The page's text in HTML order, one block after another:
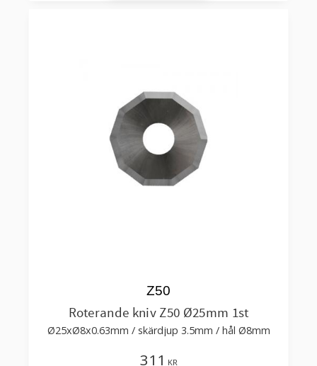
Roterande kniv Z50 Ø25mm 1st
Ø25xØ8x0.63mm / skärdjup 3.5mm / hål Ø8mm
Z50
311 KR